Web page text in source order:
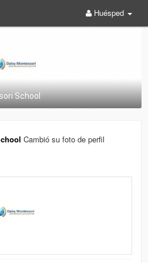
Huésped
School
Cambió su foto de perfil